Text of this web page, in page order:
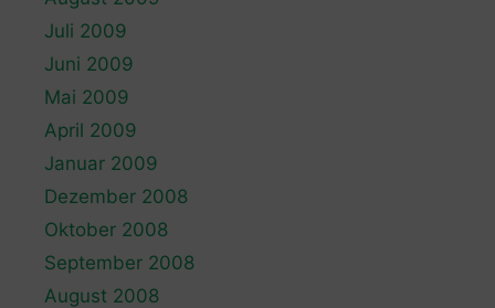
Juli 2009
Juni 2009
Mai 2009
April 2009
Januar 2009
Dezember 2008
Oktober 2008
September 2008
August 2008